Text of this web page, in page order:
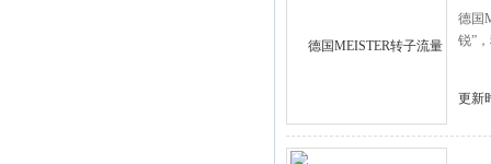
德国
锐”
更新